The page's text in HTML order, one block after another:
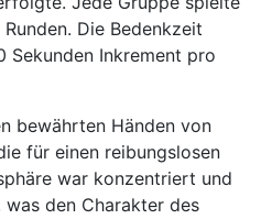
Die Bedenkzeit
Sekunden Inkrement pro
bewährten Händen von
für einen reibungslosen
war konzentriert und
den Charakter des